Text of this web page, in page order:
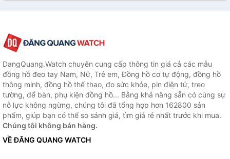
DangQuang.Watch chuyên cung cấp thông tin giá cả các mẫu
đồng hồ đeo tay Nam, Nữ, Trẻ em, Đồng hồ cơ tự động, đồng hồ
thông minh, đồng hồ thể thao, đo sức khỏe, pin điện tử, treo
tường, để bàn, phụ kiện đồng hồ... Bằng khả năng sẵn có cùng sự
nỗ lực không ngừng, chúng tôi đã tổng hợp hơn 162800 sản
phẩm, giúp bạn có thể so sánh giá, tìm giá rẻ nhất trước khi mua.
Chúng tôi không bán hàng.
VỀ ĐĂNG QUANG WATCH